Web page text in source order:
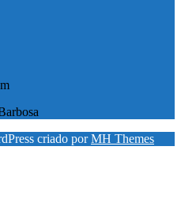
criado porMH Themes